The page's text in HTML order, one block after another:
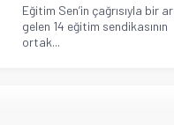
Eğitim Sen’in çağrısıyla bir
gelen 14 eğitim sendikasının
ortak...